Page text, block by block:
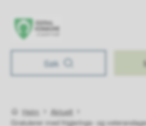
Åseral kommune
Søk
Du er her:
Heim
Aktuelt
Gratulerer med frigjerings- og